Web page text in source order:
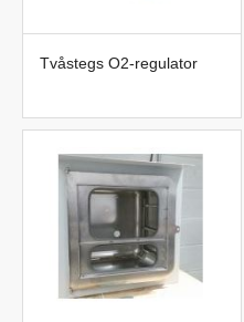
Tvåstegs O2-regulator